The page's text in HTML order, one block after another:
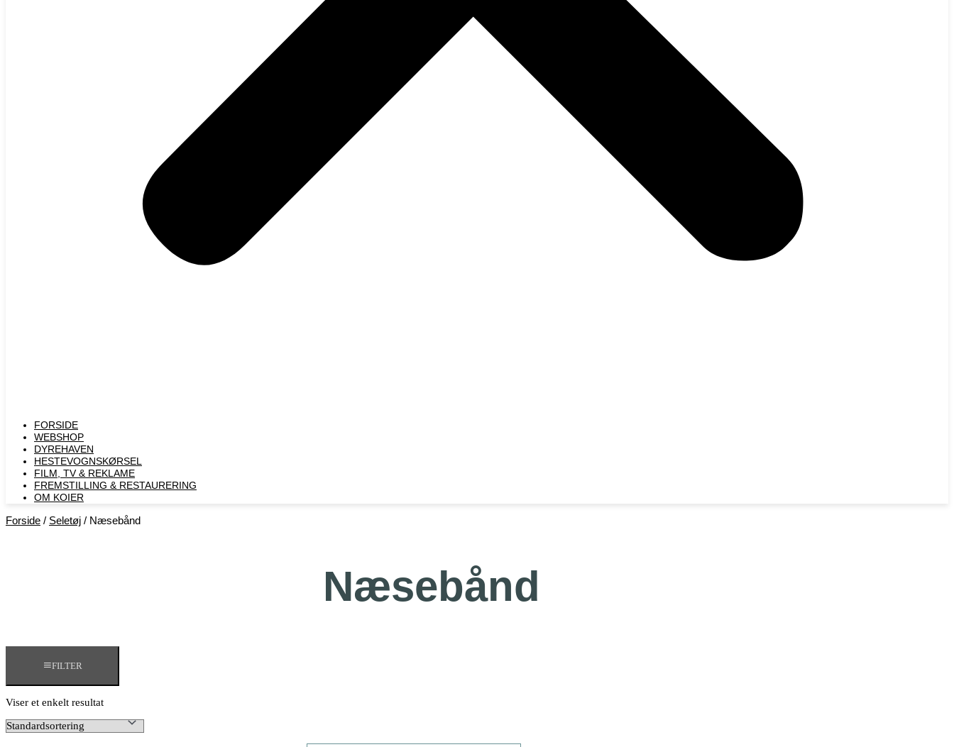
FORSIDE
WEBSHOP
DYREHAVEN
HESTEVOGNSKØRSEL
FILM, TV & REKLAME
FREMSTILLING & RESTAURERING​
OM KOIER
Forside / Seletøj / Næsebånd
Næsebånd
FILTER
Viser et enkelt resultat